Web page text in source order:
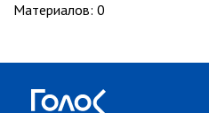
Материалов: 0